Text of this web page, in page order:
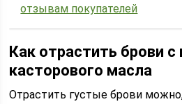
отзывам покупателей
Как отрастить брови
касторового масла
Отрастить густые брови